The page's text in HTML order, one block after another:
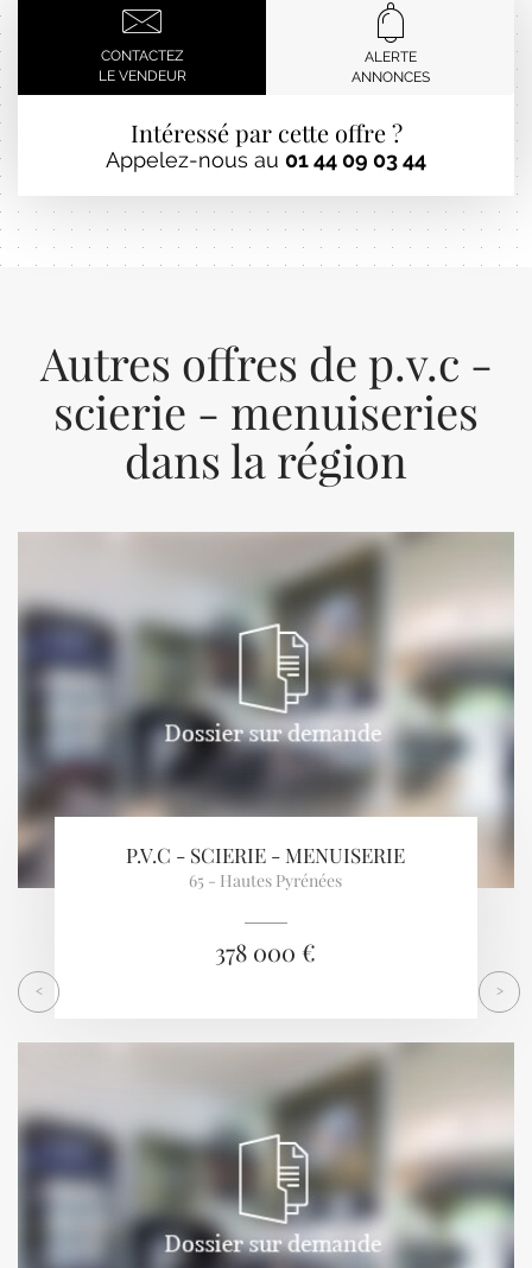
CONTACTEZ
LE VENDEUR
ALERTE
ANNONCES
Intéressé par cette offre ?
Appelez-nous au 01 44 09 03 44
Autres offres de p.v.c -
scierie - menuiseries
dans la région
P.V.C - SCIERIE - MENUISERIE
65 - Hautes Pyrénées
378 000 €
< >